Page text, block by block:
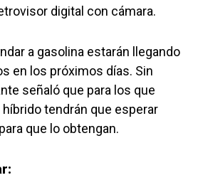
digital con cámara.
a gasolina estarán llegando
en los próximos días. Sin
señaló que para los que
híbrido tendrán que esperar
que lo obtengan.